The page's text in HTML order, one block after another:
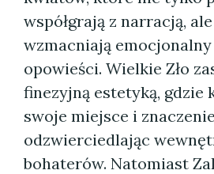
współgrają z narracją,
wzmacniają emocjonalny
opowieści. Wielkie Zło
finezyjną estetyką, gdzie
swoje miejsce i
odzwierciedlając
bohaterów. Natomiast